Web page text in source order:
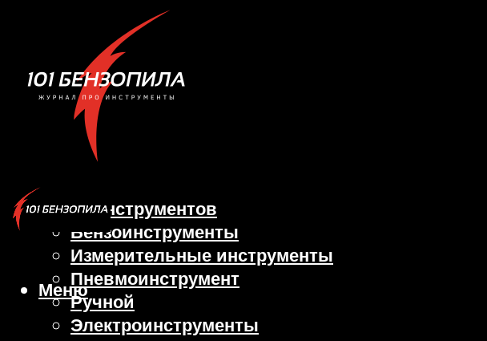
Виды инструментов
Бензоинструменты
Измерительные инструменты
Пневмоинструмент
Ручной
Электроинструменты
Меню